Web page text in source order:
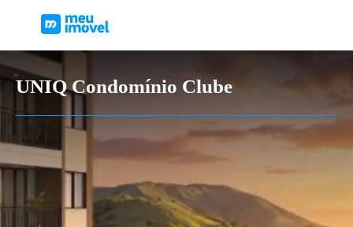
UNIQ Condomínio Clube